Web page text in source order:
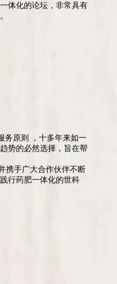
体化的论坛，非常具有
务原则 ，十多年来如一
势的必然选择，旨在帮
携手广大合作伙伴不断
行药肥一体化的世科